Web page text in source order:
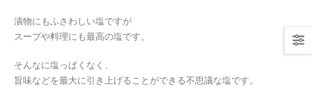
漬物にもふさわしい塩ですが
スープや料理にも最高の塩です。
そんなに塩っぱくなく、
旨味などを最大に引き上げることができる不思議な塩です。